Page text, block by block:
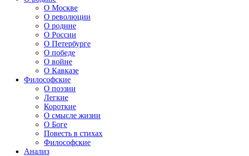
О Москве
О революции
О родине
О России
О Петербурге
О победе
О войне
О Кавказе
Философские
О поэзии
Легкие
Короткие
О смысле жизни
О Боге
Повесть в стихах
Философские
Анализ